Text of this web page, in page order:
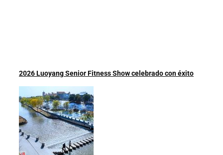
2026 Luoyang Senior Fitness Show celebrado con éxito